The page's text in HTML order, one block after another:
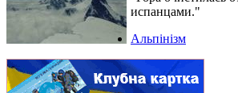
испанцами."
Альпінізм